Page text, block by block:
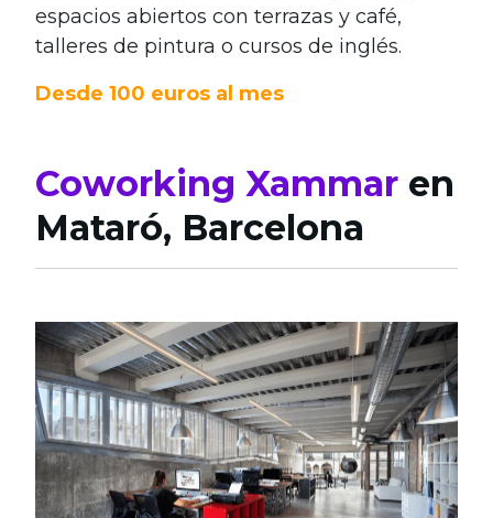
espacios abiertos con terrazas y café,
talleres de pintura o cursos de inglés.
Desde 100 euros al mes
Coworking Xammar en
Mataró, Barcelona